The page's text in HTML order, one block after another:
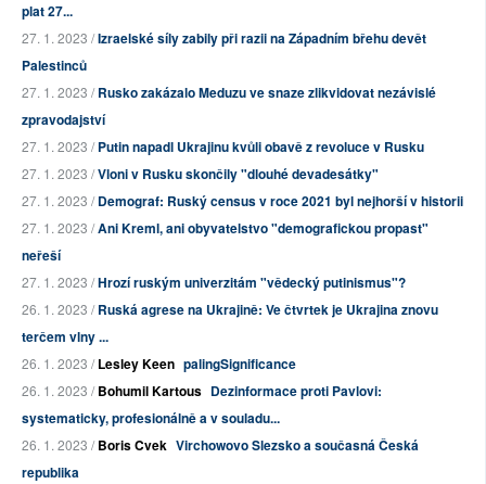
plat 27...
27. 1. 2023 /Izraelské síly zabily při razii na Západním břehu devět
Palestinců
27. 1. 2023 /Rusko zakázalo Meduzu ve snaze zlikvidovat nezávislé
zpravodajství
27. 1. 2023 /Putin napadl Ukrajinu kvůli obavě z revoluce v Rusku
27. 1. 2023 /Vloni v Rusku skončily "dlouhé devadesátky"
27. 1. 2023 /Demograf: Ruský census v roce 2021 byl nejhorší v historii
27. 1. 2023 /Ani Kreml, ani obyvatelstvo "demografickou propast"
neřeší
27. 1. 2023 /Hrozí ruským univerzitám "vědecký putinismus"?
26. 1. 2023 /Ruská agrese na Ukrajině: Ve čtvrtek je Ukrajina znovu
terčem vlny ...
26. 1. 2023 /Lesley Keen palingSignificance
26. 1. 2023 /Bohumil Kartous Dezinformace proti Pavlovi:
systematicky, profesionálně a v souladu...
26. 1. 2023 /Boris Cvek Virchowovo Slezsko a současná Česká
republika